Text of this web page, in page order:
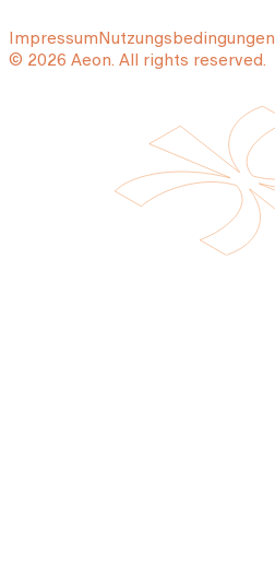
ImpressumNutzungsbedingungen
© 2026 Aeon. All rights reserved.